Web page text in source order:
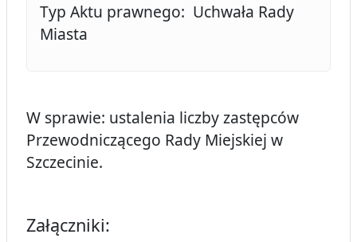
Typ Aktu prawnego: Uchwała Rady
Miasta
W sprawie: ustalenia liczby zastępców
Przewodniczącego Rady Miejskiej w
Szczecinie.
Załączniki: